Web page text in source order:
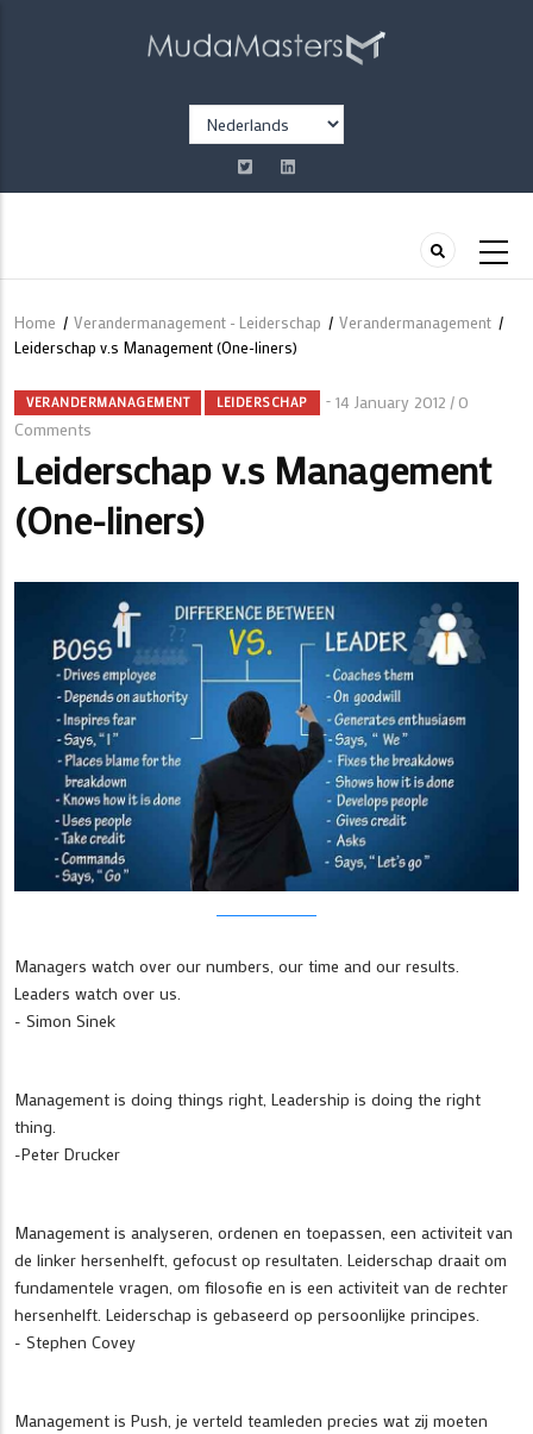
Select
your
language
Kruimelpad
Home / Verandermanagement - Leiderschap / Verandermanagement /
Leiderschap v.s Management (One-liners)
VERANDERMANAGEMENT LEIDERSCHAP 14 January 2012 / 0
Comments
Leiderschap v.s Management
(One-liners)
Managers watch over our numbers, our time and our results.
Leaders watch over us.
- Simon Sinek
Management is doing things right, Leadership is doing the right
thing.
-Peter Drucker
Management is analyseren, ordenen en toepassen, een activiteit van
de linker hersenhelft, gefocust op resultaten. Leiderschap draait om
fundamentele vragen, om filosofie en is een activiteit van de rechter
hersenhelft. Leiderschap is gebaseerd op persoonlijke principes.
- Stephen Covey
Management is Push, je verteld teamleden precies wat zij moeten